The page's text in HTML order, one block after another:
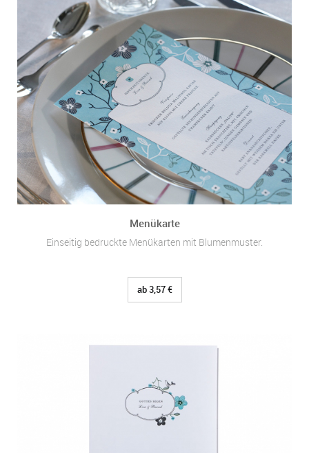
Menükarte
Einseitig bedruckte Menükarten mit Blumenmuster.
ab 3,57 €